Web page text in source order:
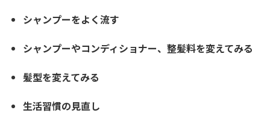
シャンプーをよく流す
シャンプーやコンディショナー、整髪料を変えてみる
髪型を変えてみる
生活習慣の見直し